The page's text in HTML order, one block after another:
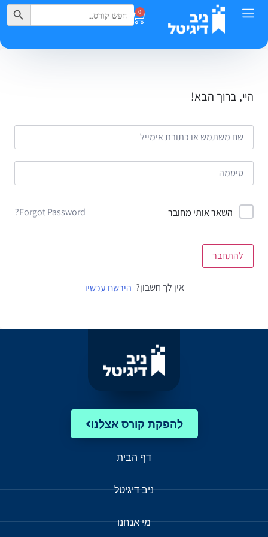
0
Search
for:
Search Button
היי, ברוך הבא!
השאר אותי מחובר Forgot Password?
להתחבר
אין לך חשבון? הירשם עכשיו
להפקת קורס אצלנו
דף הבית
ניב דיגיטל
מי אנחנו